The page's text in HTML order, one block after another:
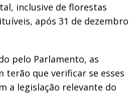
inclusive de florestas
após 31 de dezembro
pelo Parlamento, as
terão que verificar se esses
a legislação relevante do